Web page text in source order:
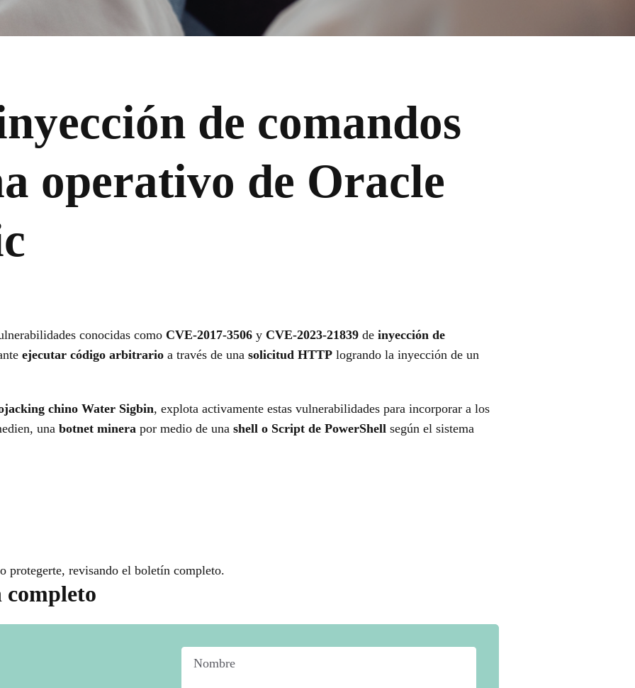
de comandos
operativo de Oracle
conocidas como CVE-2017-3506 y CVE-2023-21839 de inyección de
ejecutar código arbitrario a través de una solicitud HTTP logrando la inyección de un
chino Water Sigbin, explota activamente estas vulnerabilidades para incorporar a los
una botnet minera por medio de una shell o Script de PowerShell según el sistema
protegerte, revisando el boletín completo.
completo
Nombre